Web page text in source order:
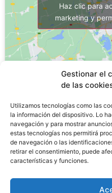
Gestionar el
de las
Utilizamos tecnologías como las
la información del dispositivo. Lo
navegación y para mostrar
estas tecnologías nos permitirá
de navegación o las
retirar el consentimiento, puede
características y funciones.
Haz clic para
marketing y
¿Por qué
LaFP de Grado Medio
menor